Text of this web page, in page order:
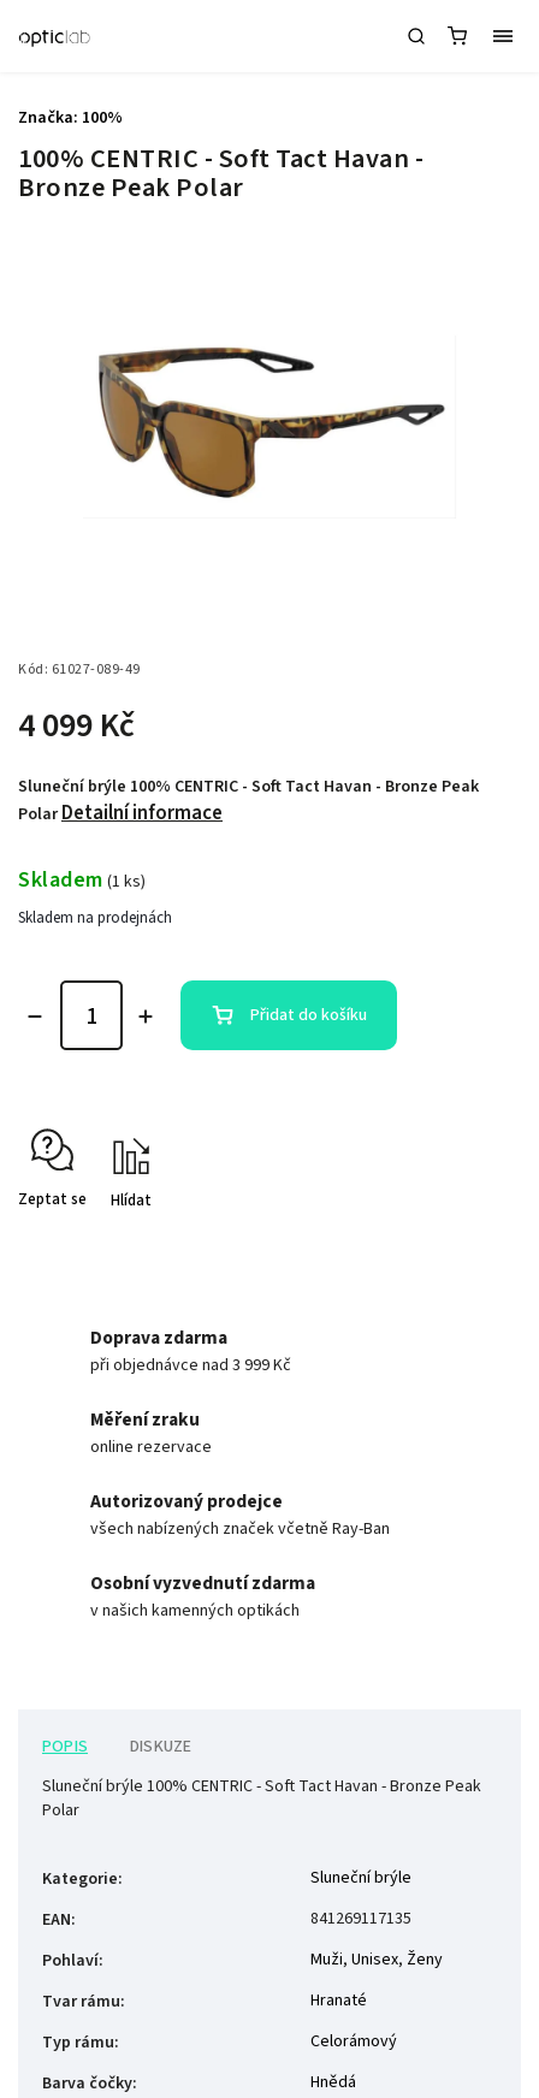
100% CENTRIC - Soft Tact Havan -
Bronze Peak Polar
Kód: 61027-089-49
4 099 Kč
Sluneční brýle 100% CENTRIC - Soft Tact Havan - Bronze Peak
PolarDetailní informace
Značka: 100%
Skladem (1 ks)
Skladem na prodejnách
Přidat do košíku
Zeptat se Hlídat
Doprava zdarma
při objednávce nad 3 999 Kč
Měření zraku
online rezervace
Autorizovaný prodejce
všech nabízených značek včetně Ray-Ban
Osobní vyzvednutí zdarma
v našich kamenných optikách
POPIS
DISKUZE
Sluneční brýle 100% CENTRIC - Soft Tact Havan - Bronze Peak
Polar
Kategorie:
Sluneční brýle
EAN:
841269117135
Pohlaví: Muži, Unisex, Ženy
Tvar rámu:
Hranaté
Typ rámu:
Celorámový
Barva čočky:
Hnědá